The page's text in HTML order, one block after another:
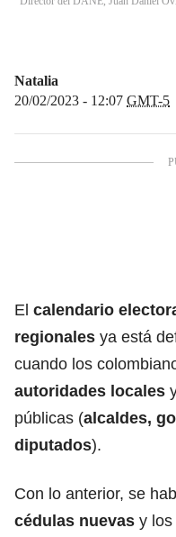
Natalia
20/02/2023 - 12:07 GMT-5
El calendario
regionales ya está
cuando los
autoridades locales
públicas (alcaldes,
diputados).
Con lo anterior, se
cédulas nuevas y los